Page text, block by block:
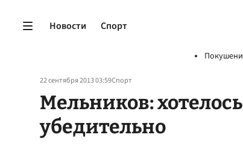
Новости Спорт
22 сентября 2013 03:59Спорт
Мельников:
убедительно